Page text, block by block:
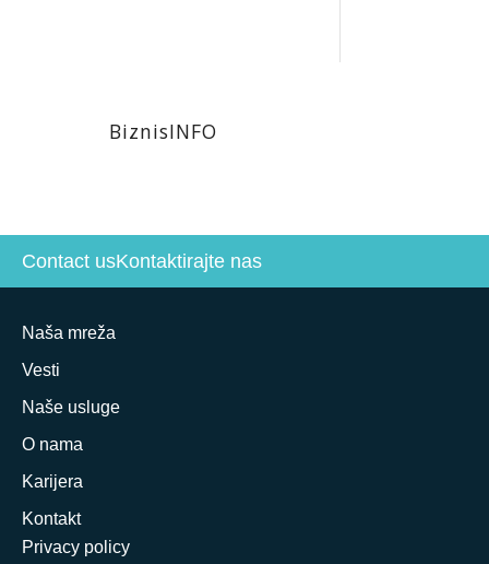
BiznisINFO
Contact usKontaktirajte nas
Naša mreža
Vesti
Naše usluge
O nama
Karijera
Kontakt
Privacy policy